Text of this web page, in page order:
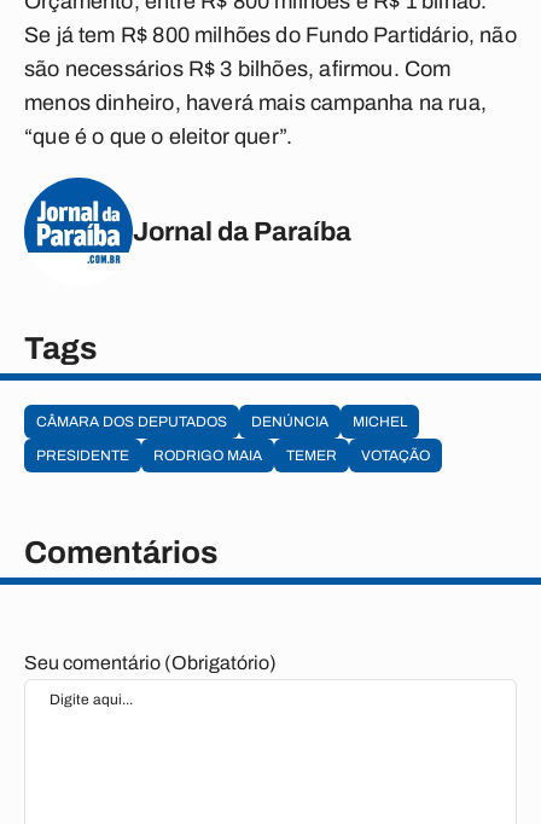
Se já tem R$ 800 milhões do Fundo Partidário, não
são necessários R$ 3 bilhões, afirmou. Com
menos dinheiro, haverá mais campanha na rua,
“que é o que o eleitor quer”.
Jornal da Paraíba
Tags
CÂMARA DOS DEPUTADOS DENÚNCIA
MICHEL
PRESIDENTE
RODRIGO MAIA TEMER VOTAÇÃO
Comentários
Seu comentário (Obrigatório)